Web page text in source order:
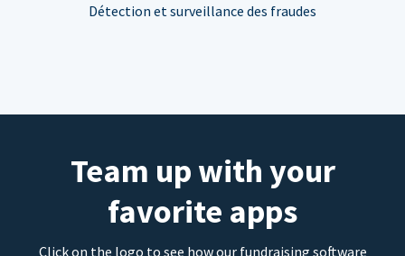
Détection et surveillance des fraudes
Team up with your
favorite apps
Click on the logo to see how our fundraising software